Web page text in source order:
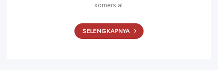
komersial.
SELENGKAPNYA